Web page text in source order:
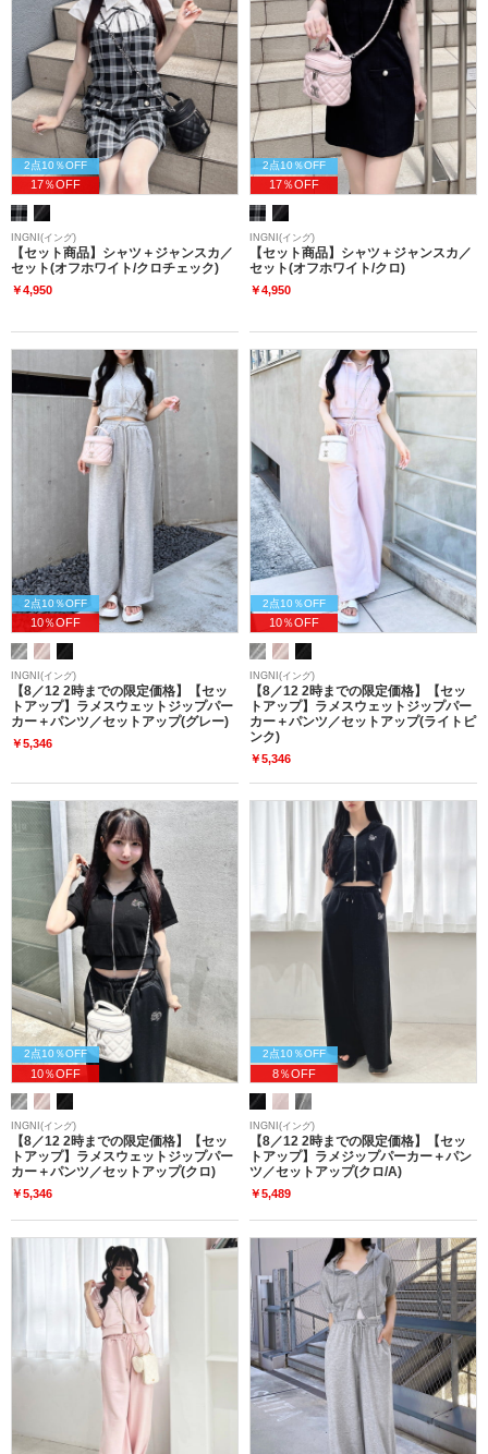
2点10％OFF
17％OFF
INGNI(イング)
【セット商品】シャツ＋ジャンスカ／
セット(オフホワイト/クロチェック)
￥4,950
2点10％OFF
17％OFF
INGNI(イング)
【セット商品】シャツ＋ジャンスカ／
セット(オフホワイト/クロ)
￥4,950
2点10％OFF
10％OFF
INGNI(イング)
【8／12 2時までの限定価格】【セッ
トアップ】ラメスウェットジップパー
カー＋パンツ／セットアップ(グレー)
￥5,346
2点10％OFF
10％OFF
INGNI(イング)
【8／12 2時までの限定価格】【セッ
トアップ】ラメスウェットジップパー
カー＋パンツ／セットアップ(ライトピ
ンク)
￥5,346
2点10％OFF
10％OFF
INGNI(イング)
【8／12 2時までの限定価格】【セッ
トアップ】ラメスウェットジップパー
カー＋パンツ／セットアップ(クロ)
￥5,346
2点10％OFF
8％OFF
INGNI(イング)
【8／12 2時までの限定価格】【セッ
トアップ】ラメジップパーカー＋パン
ツ／セットアップ(クロ/A)
￥5,489